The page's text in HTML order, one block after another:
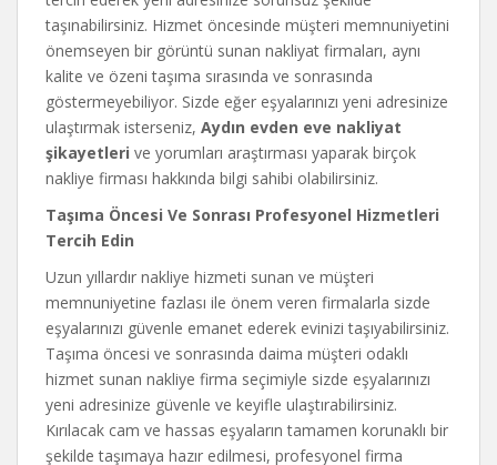
taşınabilirsiniz. Hizmet öncesinde müşteri memnuniyetini
önemseyen bir görüntü sunan nakliyat firmaları, aynı
kalite ve özeni taşıma sırasında ve sonrasında
göstermeyebiliyor. Sizde eğer eşyalarınızı yeni adresinize
ulaştırmak isterseniz, Aydın evden eve nakliyat
şikayetleri ve yorumları araştırması yaparak birçok
nakliye firması hakkında bilgi sahibi olabilirsiniz.
Taşıma Öncesi Ve Sonrası Profesyonel Hizmetleri
Tercih Edin
Uzun yıllardır nakliye hizmeti sunan ve müşteri
memnuniyetine fazlası ile önem veren firmalarla sizde
eşyalarınızı güvenle emanet ederek evinizi taşıyabilirsiniz.
Taşıma öncesi ve sonrasında daima müşteri odaklı
hizmet sunan nakliye firma seçimiyle sizde eşyalarınızı
yeni adresinize güvenle ve keyifle ulaştırabilirsiniz.
Kırılacak cam ve hassas eşyaların tamamen korunaklı bir
şekilde taşımaya hazır edilmesi, profesyonel firma